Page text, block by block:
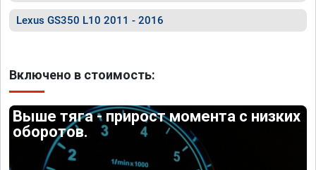
Lexus GS350 L10 2011 - 2016
Включено в стоимость:
Выше тяга - прирост момента с низких
оборотов.